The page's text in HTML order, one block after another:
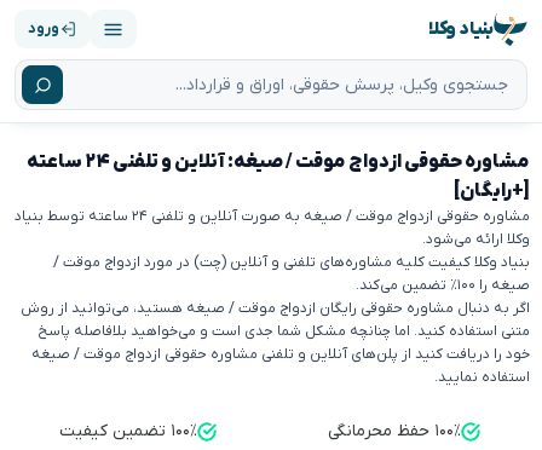
بنیاد وکلا ورود
مشاوره حقوقی ازدواج موقت / صیغه: آنلاین و تلفنی ۲۴ ساعته
[+رایگان]
مشاوره حقوقی ازدواج موقت / صیغه به صورت آنلاین و تلفنی ۲۴ ساعته توسط بنیاد
وکلا ارائه می‌شود.
بنیاد وکلا کیفیت کلیه مشاوره‌های تلفنی و آنلاین (چت) در مورد ازدواج موقت /
صیغه را ۱۰۰٪ تضمین می‌کند.
اگر به دنبال مشاوره حقوقی رایگان ازدواج موقت / صیغه هستید، می‌توانید از روش
متنی استفاده کنید. اما چنانچه مشکل شما جدی است و می‌خواهید بلافاصله پاسخ
خود را دریافت کنید از پلن‌های آنلاین و تلفنی مشاوره حقوقی ازدواج موقت / صیغه
استفاده نمایید.
۱۰۰٪ حفظ محرمانگی
۱۰۰٪ تضمین کیفیت